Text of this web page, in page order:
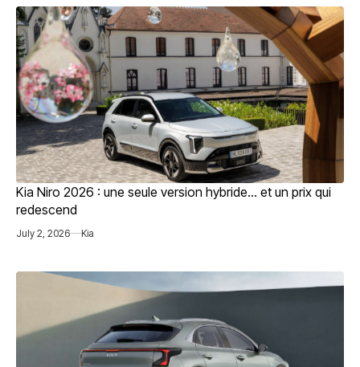
Kia Niro 2026 : une seule version hybride… et un prix qui
redescend
July 2, 2026 Kia